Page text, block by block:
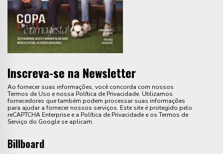
Inscreva-se na Newsletter
Ao fornecer suas informações, você concorda com nossos
Termos de Uso e nossa Política de Privacidade. Utilizamos
fornecedores que também podem processar suas informações
para ajudar a fornecer nossos serviços. Este site é protegido pelo
reCAPTCHA Enterprise e a Política de Privacidade e os Termos de
Serviço do Google se aplicam.
Billboard